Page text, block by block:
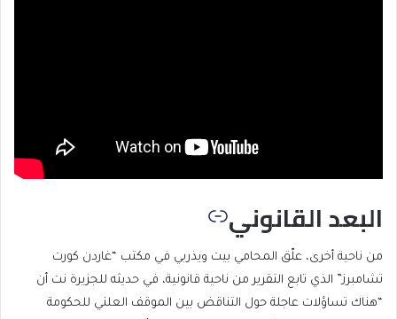
البعد القانوني
من ناحية أخرى، علّق المحامي بيت ويذربي في مكتب “غاردن كورت
تشامبرز” الذي تابع التقرير من ناحية قانونية، في حديثه للجزيرة نت أن
“هناك تساؤلات عاجلة حول التناقض بين الموقف العلني للحكومة